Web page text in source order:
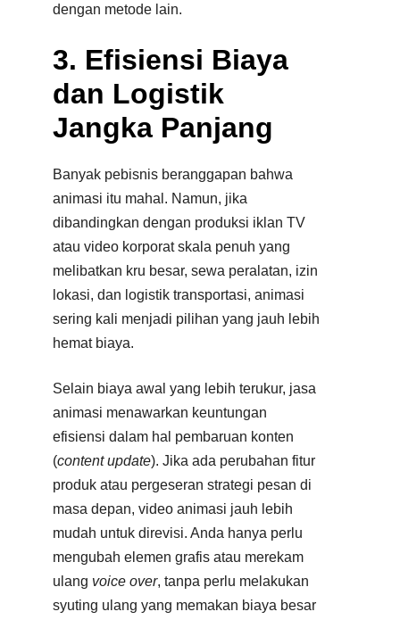
dengan metode lain.
3. Efisiensi Biaya
dan Logistik
Jangka Panjang
Banyak pebisnis beranggapan bahwa
animasi itu mahal. Namun, jika
dibandingkan dengan produksi iklan TV
atau video korporat skala penuh yang
melibatkan kru besar, sewa peralatan, izin
lokasi, dan logistik transportasi, animasi
sering kali menjadi pilihan yang jauh lebih
hemat biaya.​
Selain biaya awal yang lebih terukur, jasa
animasi menawarkan keuntungan
efisiensi dalam hal pembaruan konten
(content update). Jika ada perubahan fitur
produk atau pergeseran strategi pesan di
masa depan, video animasi jauh lebih
mudah untuk direvisi. Anda hanya perlu
mengubah elemen grafis atau merekam
ulang voice over, tanpa perlu melakukan
syuting ulang yang memakan biaya besar